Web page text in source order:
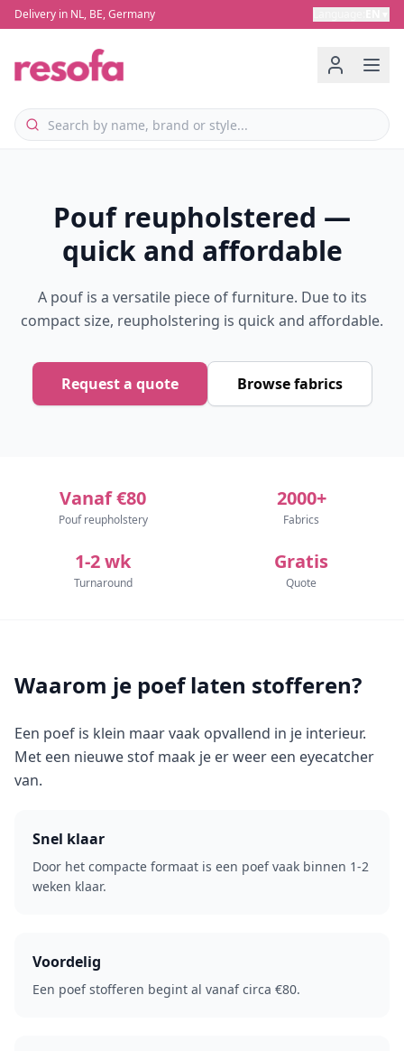
Delivery in NL, BE, Germany
Pouf reupholstered —
quick and affordable
A pouf is a versatile piece of furniture. Due to its
compact size, reupholstering is quick and affordable.
Request a quote Browse fabrics
Vanaf €80
Pouf reupholstery
2000+
Fabrics
1-2 wk
Turnaround
Gratis
Quote
Waarom je poef laten stofferen?
Een poef is klein maar vaak opvallend in je interieur.
Met een nieuwe stof maak je er weer een eyecatcher
van.
Snel klaar
Door het compacte formaat is een poef vaak binnen 1-2
weken klaar.
Voordelig
Een poef stofferen begint al vanaf circa €80.